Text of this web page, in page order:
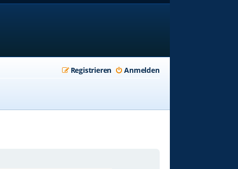
Anmelden
Registrieren